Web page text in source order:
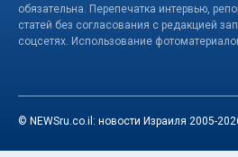
обязательна. Перепечатка интервью,
статей без согласования с редакцией
соцсетях. Использование
© NEWSru.co.il: новости Израиля 2005-